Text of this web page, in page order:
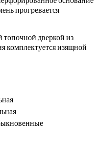
прогревается
дверкой из
комплектуется изящной